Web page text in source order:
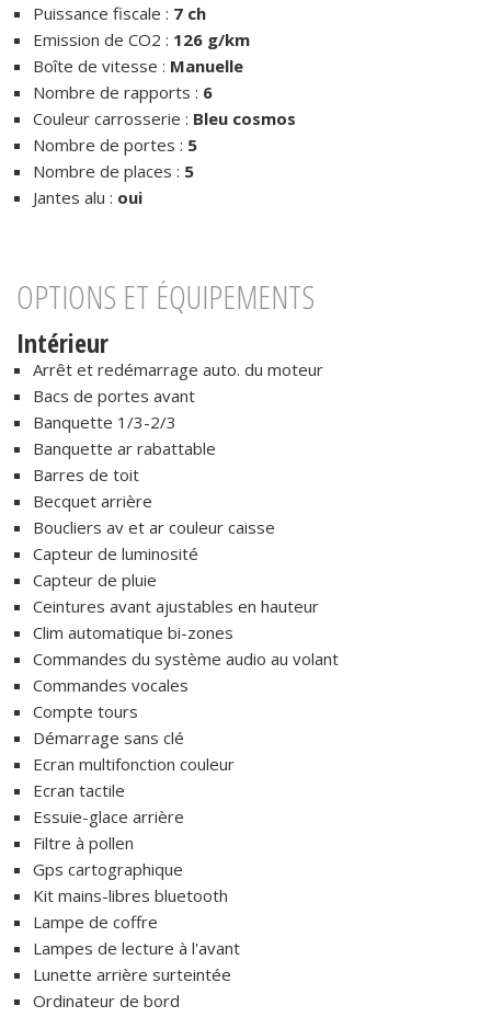
Puissance fiscale : 7 ch
Emission de CO2 : 126 g/km
Boîte de vitesse : Manuelle
Nombre de rapports : 6
Couleur carrosserie : Bleu cosmos
Nombre de portes : 5
Nombre de places : 5
Jantes alu : oui
OPTIONS ET ÉQUIPEMENTS
Intérieur
Arrêt et redémarrage auto. du moteur
Bacs de portes avant
Banquette 1/3-2/3
Banquette ar rabattable
Barres de toit
Becquet arrière
Boucliers av et ar couleur caisse
Capteur de luminosité
Capteur de pluie
Ceintures avant ajustables en hauteur
Clim automatique bi-zones
Commandes du système audio au volant
Commandes vocales
Compte tours
Démarrage sans clé
Ecran multifonction couleur
Ecran tactile
Essuie-glace arrière
Filtre à pollen
Gps cartographique
Kit mains-libres bluetooth
Lampe de coffre
Lampes de lecture à l'avant
Lunette arrière surteintée
Ordinateur de bord